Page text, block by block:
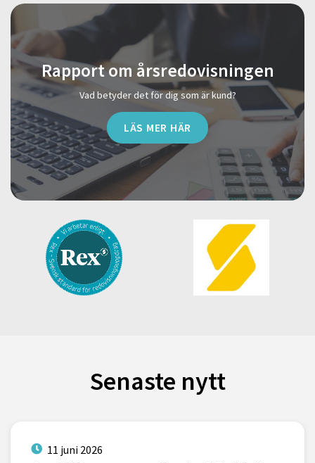
Rapport om årsredovisningen
Vad betyder det för dig som är kund?
LÄS MER HÄR
Senaste nytt
11 juni 2026